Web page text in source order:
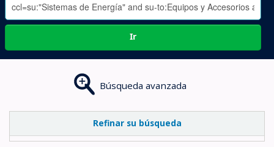
Ir
Búsqueda avanzada
Refinar su búsqueda